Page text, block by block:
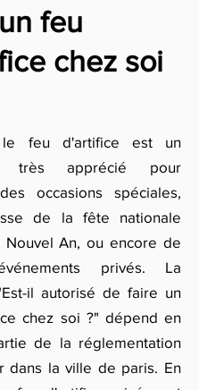
feu
chez soi
feu d'artifice est un
très apprécié pour
occasions spéciales,
de la fête nationale
Nouvel An, ou encore de
privés. La
il autorisé de faire un
chez soi ?" dépend en
de la réglementation
dans la ville de paris. En